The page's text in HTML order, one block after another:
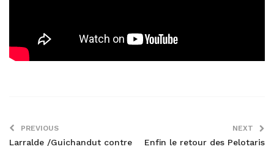
PREVIOUS
Larralde /Guichandut contre
NEXT
Enfin le retour des Pelotaris